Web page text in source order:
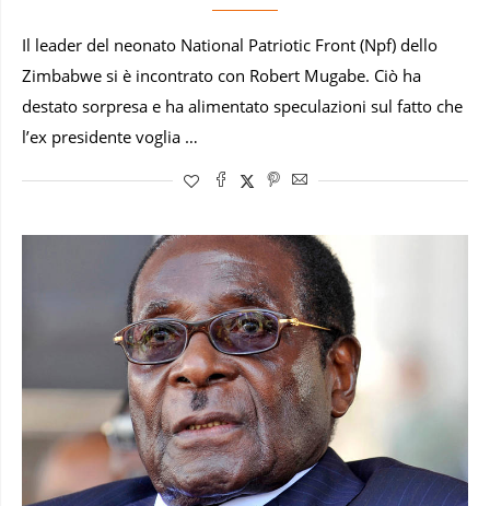
Il leader del neonato National Patriotic Front (Npf) dello
Zimbabwe si è incontrato con Robert Mugabe. Ciò ha
destato sorpresa e ha alimentato speculazioni sul fatto che
l’ex presidente voglia …